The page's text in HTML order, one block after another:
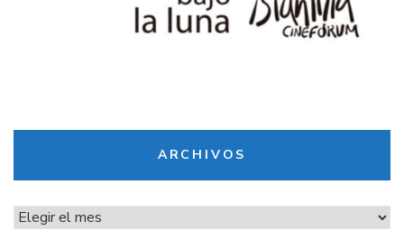
ARCHIVOS
Archivos